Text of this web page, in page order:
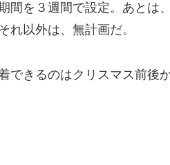
間を３週間で設定。あとは
以外は、無計画だ。
きるのはクリスマス前後